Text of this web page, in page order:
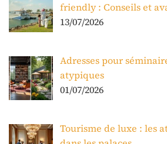
friendly : Conseils et
13/07/2026
Adresses pour
atypiques
01/07/2026
Tourisme de luxe : les